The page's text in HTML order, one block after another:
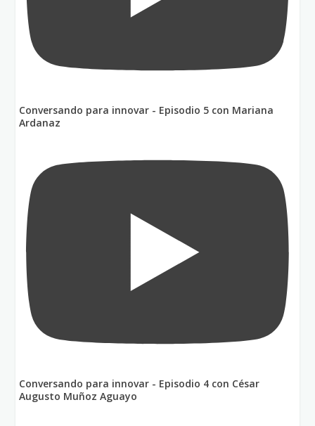
Conversando para innovar - Episodio 5 con Mariana
Ardanaz
Conversando para innovar - Episodio 4 con César
Augusto Muñoz Aguayo